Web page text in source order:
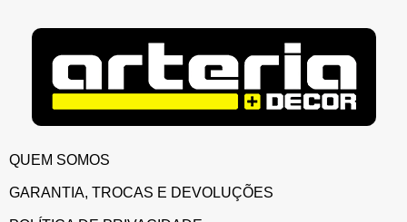
QUEM SOMOS
GARANTIA, TROCAS E DEVOLUÇÕES